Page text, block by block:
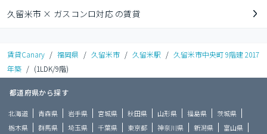
久留米市 × ガスコンロ対応 の賃貸
賃貸Canary / 福岡県 / 久留米市 / 久留米駅 / 久留米市中央町 9階建 2017
年築 / (1LDK/9階)
都道府県から探す
北海道 青森県 岩手県 宮城県 秋田県 山形県 福島県
茨城県
栃木県
群馬県 埼玉県 千葉県 東京都 神奈川県 新潟県 富山県